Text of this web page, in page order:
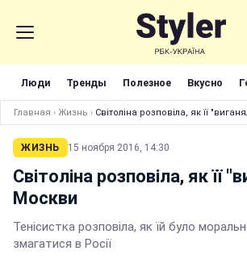
Люди Тренды Полезное Вкусно
Главная › Жизнь › Світоліна розповіла, як її
ЖИЗНЬ 15 ноября 2016, 14:30
Світоліна розповіла, як її
Москви
Тенісистка розповіла, як їй було
змагатися в Росії